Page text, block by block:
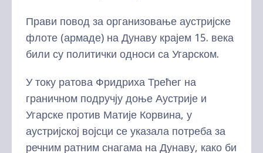
Прави повод за организовање аустријске
флоте (армаде) на Дунаву крајем 15. века
били су политички односи са Угарском.
У току ратова Фридриха Трећег на
граничном подручју доње Аустрије и
Угарске против Матије Корвина, у
аустријској војсци се указала потреба за
речним ратним снагама на Дунаву, како би